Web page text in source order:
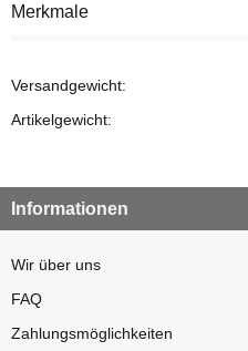
Merkmale
Versandgewicht:
Artikelgewicht:
Informationen
Wir über uns
FAQ
Zahlungsmöglichkeiten